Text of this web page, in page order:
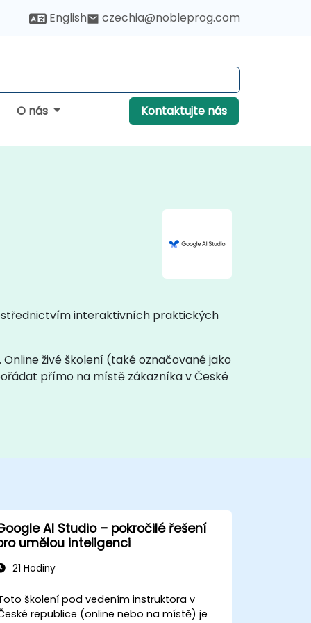
English czechia@nobleprog.com
O nás Kontaktujte nás
interaktivních praktických
živé školení (také označované jako
přímo na místě zákazníka v České
AI Studio – pokročilé řešení
umělou inteligenci
21 Hodiny
školení pod vedením instruktora v
republice (online nebo na místě) je